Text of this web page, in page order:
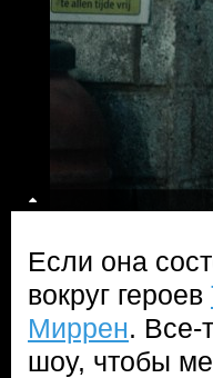
Если она
вокруг героев
Миррен. Все-
шоу, чтобы